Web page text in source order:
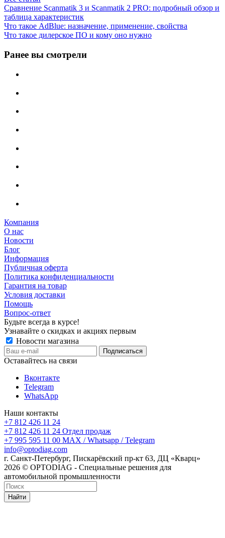
Сравнение Scanmatik 3 и Scanmatik 2 PRO: подробный обзор и
таблица характеристик
Что такое AdBlue: назначение, применение, свойства
Что такое дилерское ПО и кому оно нужно
Ранее вы смотрели
Компания
О нас
Новости
Блог
Информация
Публичная оферта
Политика конфиденциальности
Гарантия на товар
Условия доставки
Помощь
Вопрос-ответ
Будьте всегда в курсе!
Узнавайте о скидках и акциях первым
Новости магазина
Оставайтесь на связи
Вконтакте
Telegram
WhatsApp
Наши контакты
+7 812 426 11 24
+7 812 426 11 24 Отдел продаж
+7 995 595 11 00 MAX / Whatsapp / Telegram
info@optodiag.com
г. Санкт-Петербург, Пискарёвский пр-кт 63, ДЦ «Кварц»
2026 © OPTODIAG - Специальные решения для
автомобильной промышленности
Найти